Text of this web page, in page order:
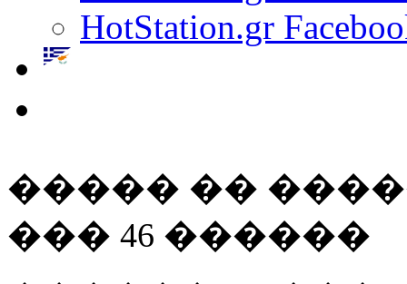
HotStation.gr
����� ��
��� 46 ������